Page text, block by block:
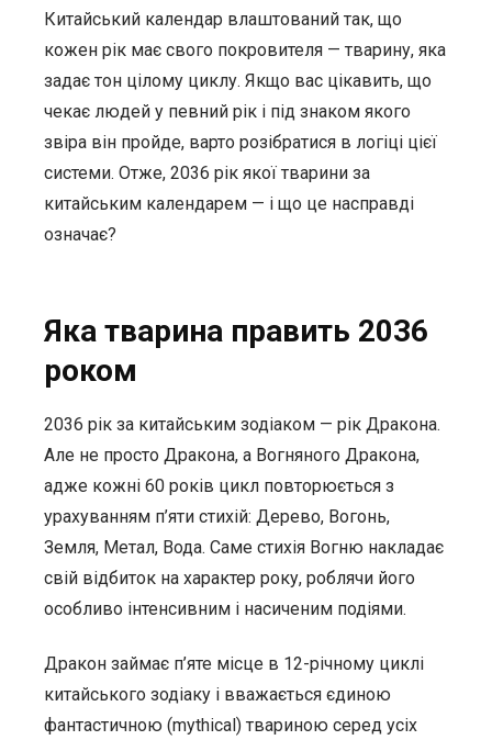
Китайський календар влаштований так, що
кожен рік має свого покровителя — тварину, яка
задає тон цілому циклу. Якщо вас цікавить, що
чекає людей у певний рік і під знаком якого
звіра він пройде, варто розібратися в логіці цієї
системи. Отже, 2036 рік якої тварини за
китайським календарем — і що це насправді
означає?
Яка тварина править 2036
роком
2036 рік за китайським зодіаком — рік Дракона.
Але не просто Дракона, а Вогняного Дракона,
адже кожні 60 років цикл повторюється з
урахуванням п’яти стихій: Дерево, Вогонь,
Земля, Метал, Вода. Саме стихія Вогню накладає
свій відбиток на характер року, роблячи його
особливо інтенсивним і насиченим подіями.
Дракон займає п’яте місце в 12-річному циклі
китайського зодіаку і вважається єдиною
фантастичною (mythical) твариною серед усіх